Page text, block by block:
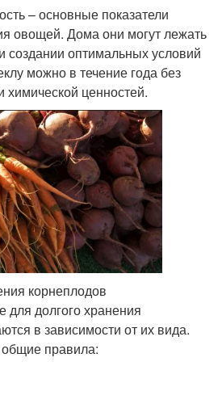
– основные показатели
овощей. Дома они могут лежать
создании оптимальных условий
можно в течение года без
ценностей.
корнеплодов
долгого хранения
в зависимости от их вида.
правила: